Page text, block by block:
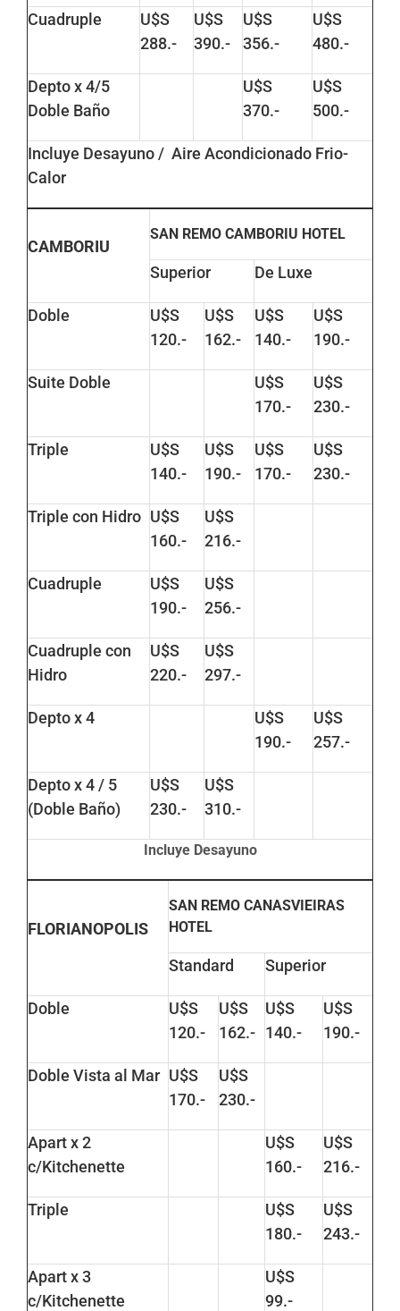
Cuadruple
U$S
288.-
U$S
390.-
U$S
356.-
U$S
480.-
Depto x 4/5
Doble Baño
U$S
370.-
U$S
500.-
Incluye Desayuno / Aire Acondicionado Frio-
Calor
CAMBORIU
SAN REMO CAMBORIU HOTEL
Superior De Luxe
Doble
U$S
120.-
U$S
162.-
U$S
140.-
U$S
190.-
Suite Doble
U$S
170.-
U$S
230.-
Triple
U$S
140.-
U$S
190.-
U$S
170.-
U$S
230.-
Triple con Hidro U$S
160.-
U$S
216.-
Cuadruple
U$S
190.-
U$S
256.-
Cuadruple con
Hidro
U$S
220.-
U$S
297.-
Depto x 4
U$S
190.-
U$S
257.-
Depto x 4 / 5
(Doble Baño)
U$S
230.-
U$S
310.-
Incluye Desayuno
FLORIANOPOLIS
SAN REMO CANASVIEIRAS
HOTEL
Standard Superior
Doble
U$S
120.-
U$S
162.-
U$S
140.-
U$S
190.-
Doble Vista al Mar U$S
170.-
U$S
230.-
Apart x 2
c/Kitchenette
U$S
160.-
U$S
216.-
Triple
U$S
180.-
U$S
243.-
Apart x 3
c/Kitchenette
U$S
99.-